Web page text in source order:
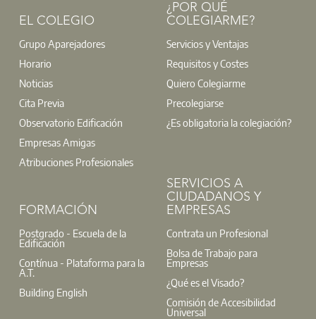
EL COLEGIO
Grupo Aparejadores
Horario
Noticias
Cita Previa
Observatorio Edificación
Empresas Amigas
Atribuciones Profesionales
¿POR QUÉ
COLEGIARME?
Servicios y Ventajas
Requisitos y Costes
Quiero Colegiarme
Precolegiarse
¿Es obligatoria la colegiación?
FORMACIÓN
Postgrado - Escuela de la
Edificación
Contínua - Plataforma para la
A.T.
Building English
SERVICIOS A
CIUDADANOS Y
EMPRESAS
Contrata un Profesional
Bolsa de Trabajo para
Empresas
¿Qué es el Visado?
Comisión de Accesibilidad
Universal